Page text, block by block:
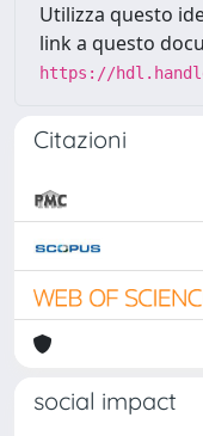
Utilizza questo
link a questo
https://
Citazioni
social impact